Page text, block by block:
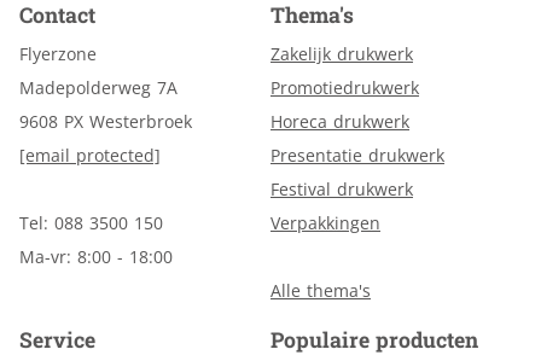
Contact
Flyerzone
Madepolderweg 7A
9608 PX Westerbroek
[email protected]
Tel: 088 3500 150
Ma-vr: 8:00 - 18:00
Thema's
Zakelijk drukwerk
Promotiedrukwerk
Horeca drukwerk
Presentatie drukwerk
Festival drukwerk
Verpakkingen
Alle thema's
Service Populaire producten